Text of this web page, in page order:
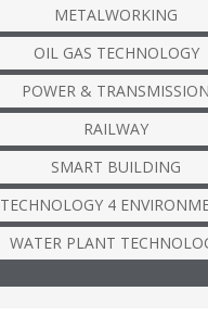
METALWORKING
OIL GAS TECHNOLOGY
POWER & TRANSMISSION
RAILWAY
SMART BUILDING
TECHNOLOGY 4
WATER PLANT